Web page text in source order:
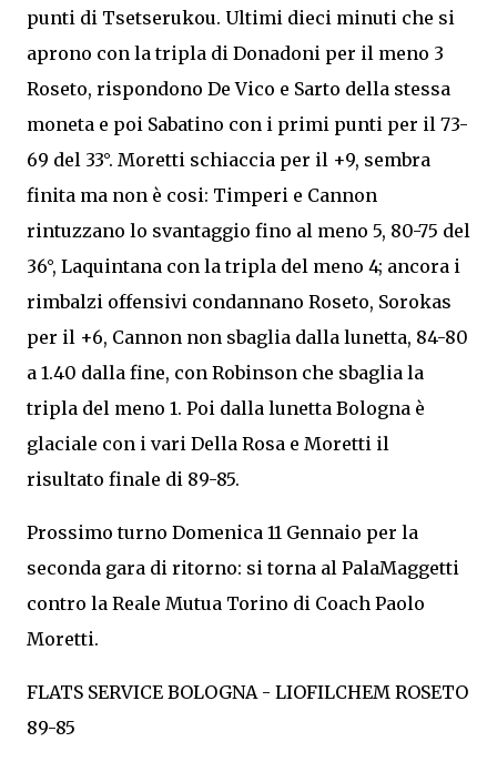
punti di Tsetserukou. Ultimi dieci minuti che si
aprono con la tripla di Donadoni per il meno 3
Roseto, rispondono De Vico e Sarto della stessa
moneta e poi Sabatino con i primi punti per il 73-
69 del 33°. Moretti schiaccia per il +9, sembra
finita ma non è cosi: Timperi e Cannon
rintuzzano lo svantaggio fino al meno 5, 80-75 del
36°, Laquintana con la tripla del meno 4; ancora i
rimbalzi offensivi condannano Roseto, Sorokas
per il +6, Cannon non sbaglia dalla lunetta, 84-80
a 1.40 dalla fine, con Robinson che sbaglia la
tripla del meno 1. Poi dalla lunetta Bologna è
glaciale con i vari Della Rosa e Moretti il
risultato finale di 89-85.
Prossimo turno Domenica 11 Gennaio per la
seconda gara di ritorno: si torna al PalaMaggetti
contro la Reale Mutua Torino di Coach Paolo
Moretti.
FLATS SERVICE BOLOGNA - LIOFILCHEM ROSETO
89-85